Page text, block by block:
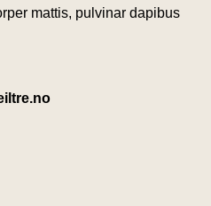
mattis, pulvinar dapibus